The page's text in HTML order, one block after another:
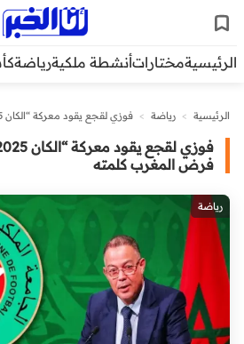
الرئيسيةمختاراتأنشطة ملكيةرياضة
الرئيسية > رياضة >
فرض المغرب كلمته
رياضة